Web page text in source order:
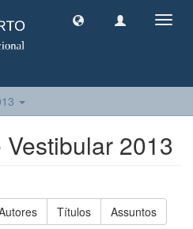
2013
Títulos Assuntos